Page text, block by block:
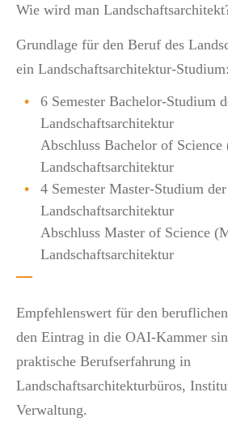
Wie wird man
Grundlage für den Beruf des
ein Landschaftsarchitektur-Studium:
6 Semester Bachelor-Studium
Landschaftsarchitektur
Abschluss Bachelor of Science
Landschaftsarchitektur
4 Semester Master-Studium der
Landschaftsarchitektur
Abschluss Master of Science
Landschaftsarchitektur
Empfehlenswert für den
den Eintrag in die OAI-Kammer
praktische Berufserfahrung in
Landschaftsarchitekturbüros,
Verwaltung.